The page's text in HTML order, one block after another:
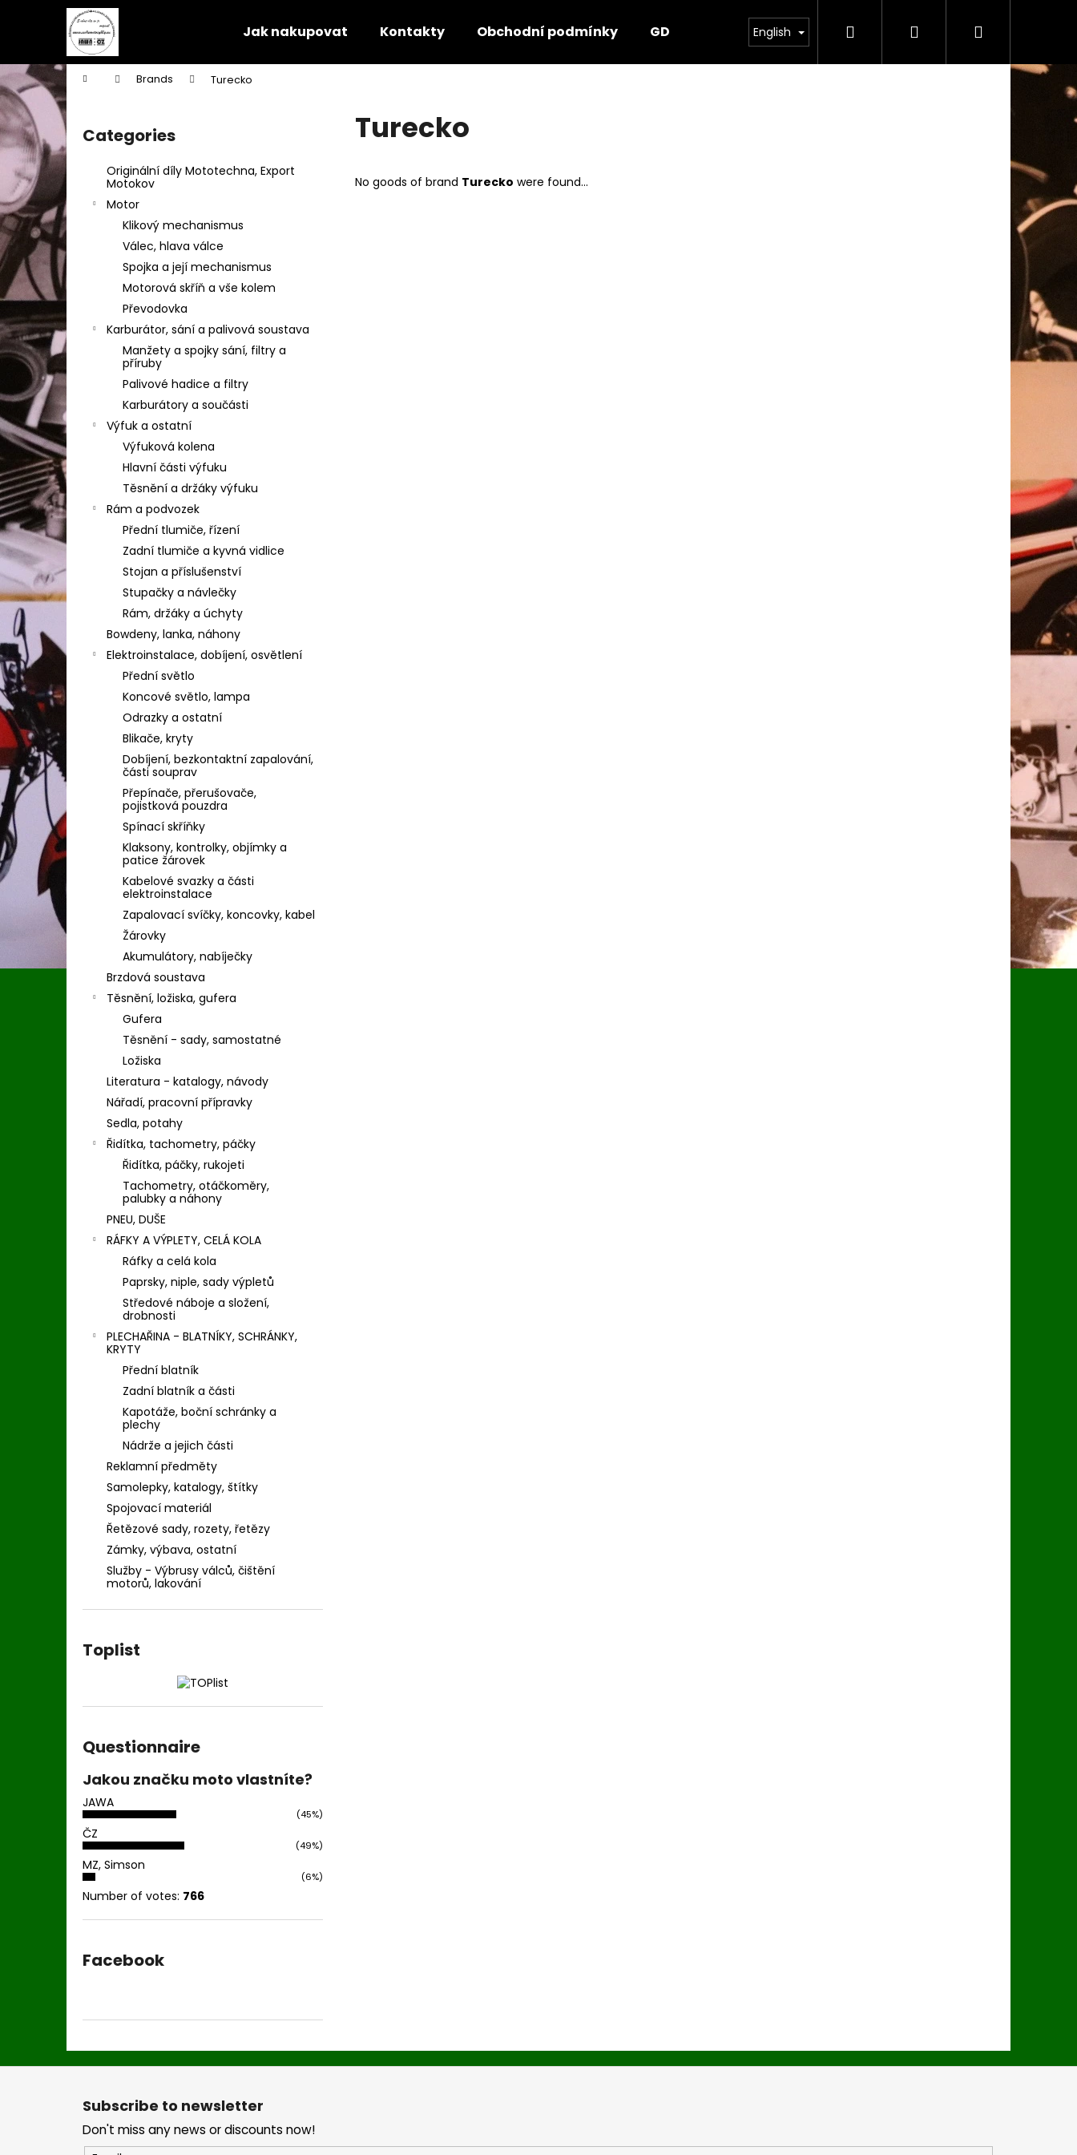
Jak nakupovat Kontakty Obchodní podmínky GDPR - Podmínky ochrany osobních údajů
English Search Login Shopping
Home Brands Turecko
S
i
d
e
a
r
Skip
categories
Categories
Originální díly Mototechna, Export
Motokov
Motor
Klikový mechanismus
Válec, hlava válce
Spojka a její mechanismus
Motorová skříň a vše kolem
Převodovka
Karburátor, sání a palivová soustava
Manžety a spojky sání, filtry a
příruby
Palivové hadice a filtry
Karburátory a součásti
Výfuk a ostatní
Výfuková kolena
Hlavní části výfuku
Těsnění a držáky výfuku
Rám a podvozek
Přední tlumiče, řízení
Zadní tlumiče a kyvná vidlice
Stojan a příslušenství
Stupačky a návlečky
Rám, držáky a úchyty
Bowdeny, lanka, náhony
Elektroinstalace, dobíjení, osvětlení
Přední světlo
Koncové světlo, lampa
Odrazky a ostatní
Blikače, kryty
Dobíjení, bezkontaktní zapalování,
části souprav
Přepínače, přerušovače,
pojistková pouzdra
Spínací skříňky
Klaksony, kontrolky, objímky a
patice žárovek
Kabelové svazky a části
elektroinstalace
Zapalovací svíčky, koncovky, kabel
Žárovky
Akumulátory, nabíječky
Brzdová soustava
Těsnění, ložiska, gufera
Gufera
Těsnění - sady, samostatné
Ložiska
Literatura - katalogy, návody
Nářadí, pracovní přípravky
Sedla, potahy
Řidítka, tachometry, páčky
Řidítka, páčky, rukojeti
Tachometry, otáčkoměry,
palubky a náhony
PNEU, DUŠE
RÁFKY A VÝPLETY, CELÁ KOLA
Ráfky a celá kola
Paprsky, niple, sady výpletů
Středové náboje a složení,
drobnosti
PLECHAŘINA - BLATNÍKY, SCHRÁNKY,
KRYTY
Přední blatník
Zadní blatník a části
Kapotáže, boční schránky a
plechy
Nádrže a jejich části
Reklamní předměty
Samolepky, katalogy, štítky
Spojovací materiál
Řetězové sady, rozety, řetězy
Zámky, výbava, ostatní
Služby - Výbrusy válců, čištění
motorů, lakování
Toplist
Questionnaire
Jakou značku moto vlastníte?
JAWA
(45%)
ČZ
(49%)
MZ, Simson
(6%)
Number of votes: 766
Facebook
Turecko
No goods of brand Turecko were found...
t
Back
shopping
Back
shopping
F
Subscribe to newsletter
Don't miss any news or discounts now!